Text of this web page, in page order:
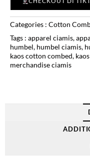
Categories : Cotton
Tags : apparel ciamis,
humbel, humbel ciamis,
kaos cotton combed,
merchandise ciamis